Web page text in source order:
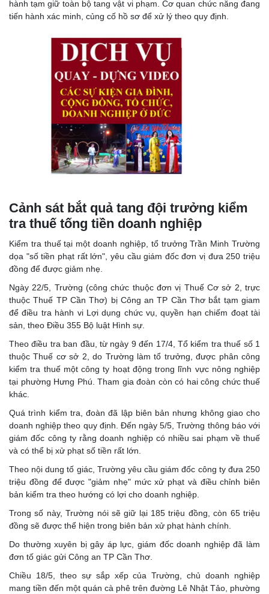
hành tạm giữ toàn bộ tang vật vi phạm. Cơ quan chức năng đang
tiến hành xác minh, củng cố hồ sơ để xử lý theo quy định.
Cảnh sát bắt quả tang đội trưởng kiểm
tra thuế tống tiền doanh nghiệp
Kiểm tra thuế tại một doanh nghiệp, tổ trưởng Trần Minh Trường
dọa "số tiền phạt rất lớn", yêu cầu giám đốc đơn vị đưa 250 triệu
đồng để được giảm nhẹ.
Ngày 22/5, Trường (công chức thuộc đơn vị Thuế Cơ sở 2, trực
thuộc Thuế TP Cần Thơ) bị Công an TP Cần Thơ bắt tạm giam
để điều tra hành vi Lợi dụng chức vụ, quyền hạn chiếm đoạt tài
sản, theo Điều 355 Bộ luật Hình sự.
Theo điều tra ban đầu, từ ngày 9 đến 17/4, Tổ kiểm tra thuế số 1
thuộc Thuế cơ sở 2, do Trường làm tổ trưởng, được phân công
kiểm tra thuế một công ty hoạt động trong lĩnh vực nông nghiệp
tại phường Hưng Phú. Tham gia đoàn còn có hai công chức thuế
khác.
Quá trình kiểm tra, đoàn đã lập biên bản nhưng không giao cho
doanh nghiệp theo quy định. Đến ngày 5/5, Trường thông báo với
giám đốc công ty rằng doanh nghiệp có nhiều sai phạm về thuế
và có thể bị xử phạt số tiền rất lớn.
Theo nội dung tố giác, Trường yêu cầu giám đốc công ty đưa 250
triệu đồng để được "giảm nhẹ" mức xử phạt và điều chỉnh biên
bản kiểm tra theo hướng có lợi cho doanh nghiệp.
Trong số này, Trường nói sẽ giữ lại 185 triệu đồng, còn 65 triệu
đồng sẽ được thể hiện trong biên bản xử phạt hành chính.
Do thường xuyên bị gây áp lực, giám đốc doanh nghiệp đã làm
đơn tố giác gửi Công an TP Cần Thơ.
Chiều 18/5, theo sự sắp xếp của Trường, chủ doanh nghiệp
mang tiền đến một quán cà phê trên đường Lê Nhật Tảo, phường